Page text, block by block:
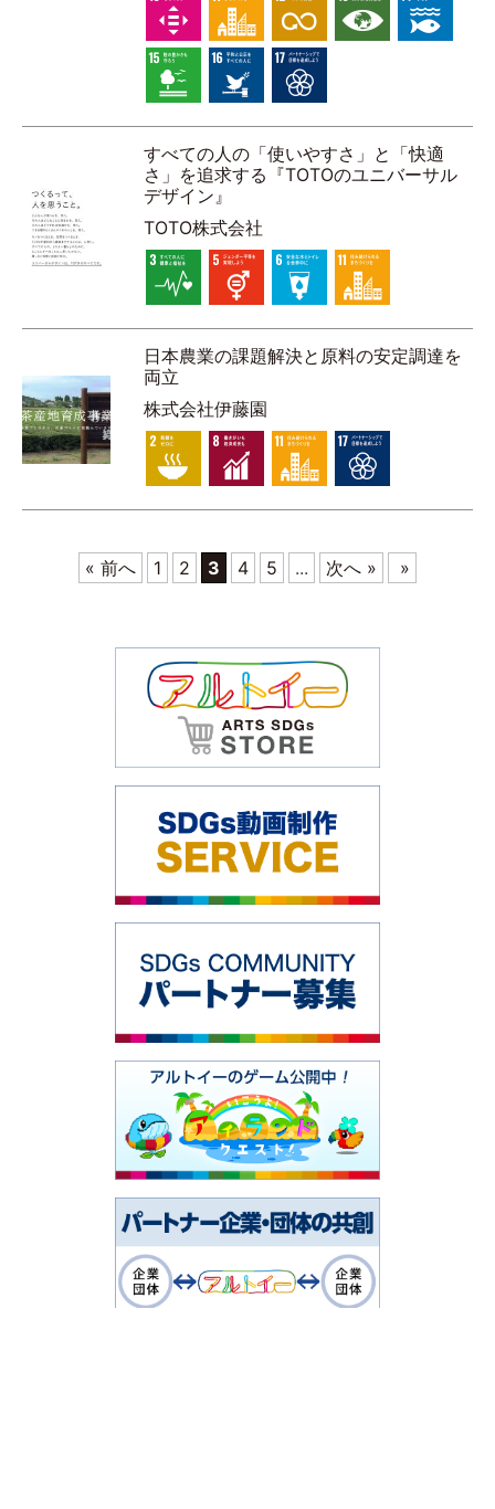
すべての人の「使いやすさ」と「快適
さ」を追求する『TOTOのユニバーサル
デザイン』
TOTO株式会社
日本農業の課題解決と原料の安定調達を
両立
株式会社伊藤園
« 前へ 1 2 3 4 5 ... 次へ » »